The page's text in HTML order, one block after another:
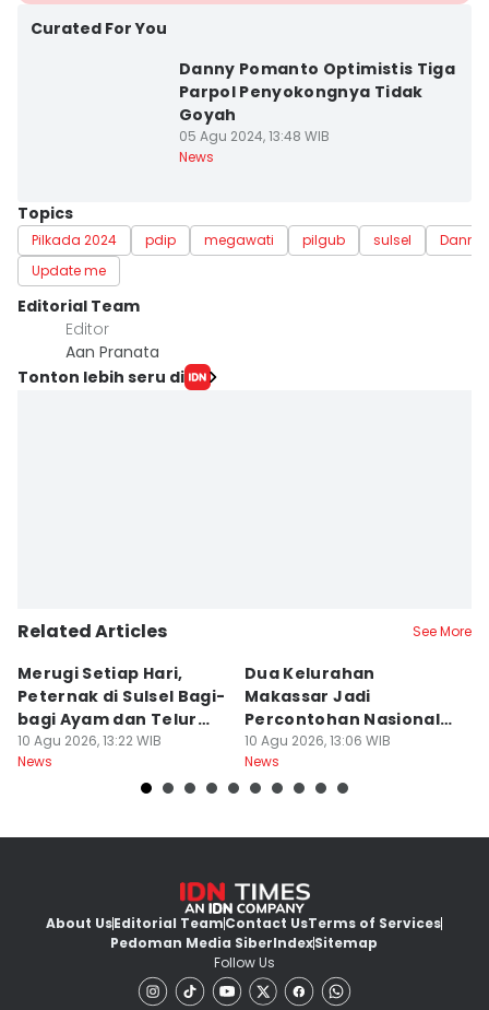
Curated For You
Danny Pomanto Optimistis Tiga
Parpol Penyokongnya Tidak
Goyah
05 Agu 2024, 13:48 WIB
News
Topics
Pilkada 2024 pdip megawati pilgub sulsel
Danny
Update me
Editorial Team
Editor
Aan Pranata
Tonton lebih seru di
Related Articles See More
Merugi Setiap Hari,
Peternak di Sulsel Bagi-
bagi Ayam dan Telur
Gratis
10 Agu 2026, 13:22 WIB
News
Dua Kelurahan
Makassar Jadi
Percontohan Nasional
Sadar HAM
10 Agu 2026, 13:06 WIB
News
About UsEditorial TeamContact UsTerms of Services
Pedoman Media SiberIndexSitemap
Follow Us